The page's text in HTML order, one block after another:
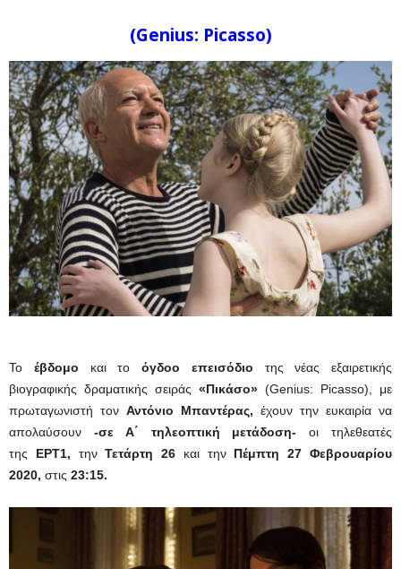
(Genius: Picasso)
Το έβδομο και το όγδοο επεισόδιο
της νέας εξαιρετικής
βιογραφικής δραματικής σειράς «Πικάσο» (Genius: Picasso), με
πρωταγωνιστή τον Αντόνιο Μπαντέρας, έχουν την ευκαιρία να
απολαύσουν -σε Α΄ τηλεοπτική μετάδοση-οι τηλεθεατές
της ΕΡΤ1, τηνΤετάρτη 26 και την Πέμπτη 27 Φεβρουαρίου
2020, στις 23:15.